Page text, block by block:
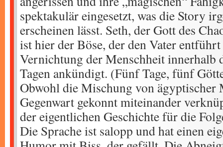
spektakulär eingesetzt, was die Story
erscheinen lässt. Seth, der Gott des
ist hier der Böse, der den Vater
Vernichtung der Menschheit innerhalb
Tagen ankündigt. (Fünf Tage, fünf
Obwohl die Mischung von
Gegenwart gekonnt miteinander
der eigentlichen Geschichte für die
Die Sprache ist salopp und hat einen